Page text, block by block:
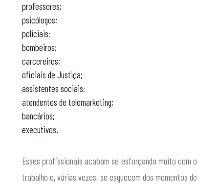
professores;
psicólogos;
policiais;
bombeiros;
carcereiros;
oficiais de Justiça;
assistentes sociais;
atendentes de telemarketing;
bancários;
executivos.
Esses profissionais acabam se esforçando muito com o
trabalho e, várias vezes, se esquecem dos momentos de